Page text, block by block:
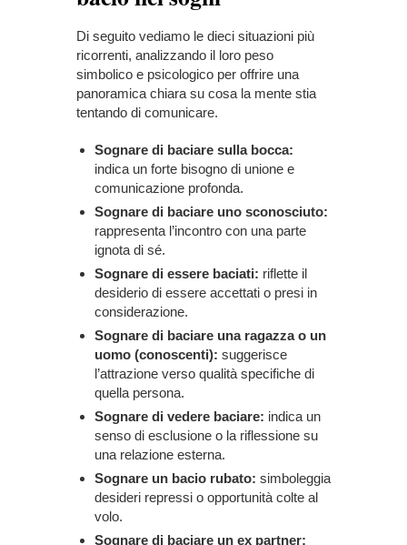
Di seguito vediamo le dieci situazioni più
ricorrenti, analizzando il loro peso
simbolico e psicologico per offrire una
panoramica chiara su cosa la mente stia
tentando di comunicare.
Sognare di baciare sulla bocca:
indica un forte bisogno di unione e
comunicazione profonda.
Sognare di baciare uno sconosciuto:
rappresenta l’incontro con una parte
ignota di sé.
Sognare di essere baciati: riflette il
desiderio di essere accettati o presi in
considerazione.
Sognare di baciare una ragazza o un
uomo (conoscenti): suggerisce
l’attrazione verso qualità specifiche di
quella persona.
Sognare di vedere baciare: indica un
senso di esclusione o la riflessione su
una relazione esterna.
Sognare un bacio rubato: simboleggia
desideri repressi o opportunità colte al
volo.
Sognare di baciare un ex partner: